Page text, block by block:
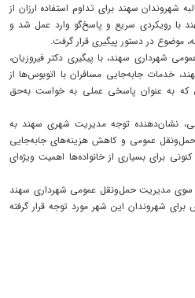
شهروندان سهند برای تداوم استفاده ارزان از
با رویکردی سریع و پاسخ‌گو وارد عمل شد و
شهرداری سهند، با پیگیری دکتر فیروزیان،
خدمات جابه‌جایی مسافران با اتوبوس‌ها از
که به عنوان پاسخی عملی به خواست به‌حق
نشان‌دهنده توجه مدیریت شهری سهند به
حمل‌ونقل عمومی و کاهش هزینه‌های جابه‌جایی
برای بسیاری از خانواده‌ها اهمیت ویژه‌ای
سوی مدیریت حمل‌ونقل عمومی شهرداری سهند
شهروندان این شهر مورد توجه قرار گرفته